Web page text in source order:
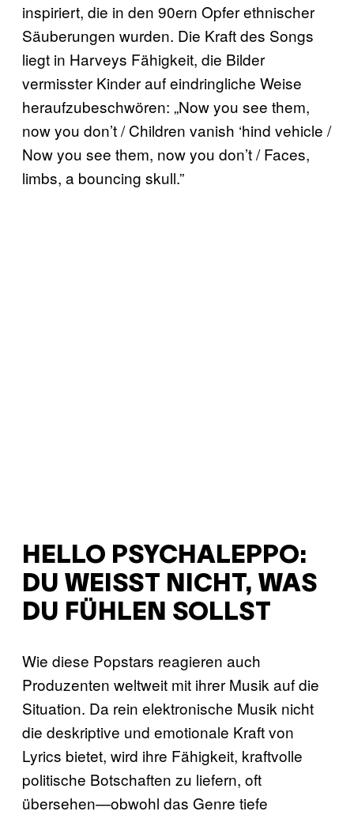
inspiriert, die in den 90ern Opfer ethnischer
Säuberungen wurden. Die Kraft des Songs
liegt in Harveys Fähigkeit, die Bilder
vermisster Kinder auf eindringliche Weise
heraufzubeschwören: „Now you see them,
now you don’t / Children vanish ‘hind vehicle /
Now you see them, now you don’t / Faces,
limbs, a bouncing skull.”
HELLO PSYCHALEPPO:
DU WEISST NICHT, WAS D
U FÜHLEN SOLLST
Wie diese Popstars reagieren auch
Produzenten weltweit mit ihrer Musik auf die
Situation. Da rein elektronische Musik nicht
die deskriptive und emotionale Kraft von
Lyrics bietet, wird ihre Fähigkeit, kraftvolle
politische Botschaften zu liefern, oft
übersehen—obwohl das Genre tiefe